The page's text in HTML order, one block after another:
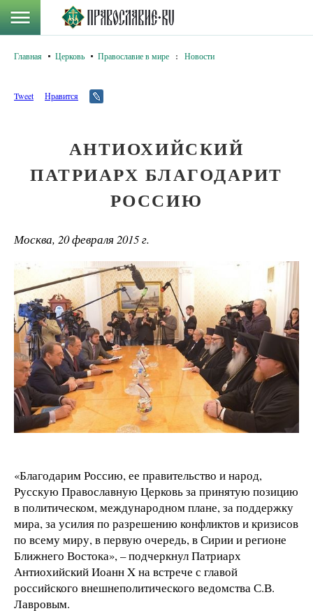
Главная Церковь Православие в мире : Новости
Tweet Нравится
АНТИОХИЙСКИЙ
ПАТРИАРХ БЛАГОДАРИТ
РОССИЮ
Москва, 20 февраля 2015 г.
«Благодарим Россию, ее правительство и народ,
Русскую Православную Церковь за принятую позицию
в политическом, международном плане, за поддержку
мира, за усилия по разрешению конфликтов и кризисов
по всему миру, в первую очередь, в Сирии и регионе
Ближнего Востока», – подчеркнул Патриарх
Антиохийский Иоанн X на встрече с главой
российского внешнеполитического ведомства С.В.
Лавровым.